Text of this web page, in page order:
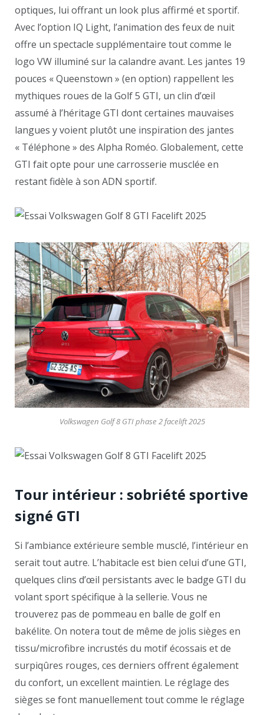
optiques, lui offrant un look plus affirmé et sportif.
Avec l’option IQ Light, l’animation des feux de nuit
offre un spectacle supplémentaire tout comme le
logo VW illuminé sur la calandre avant. Les jantes 19
pouces « Queenstown » (en option) rappellent les
mythiques roues de la Golf 5 GTI, un clin d’œil
assumé à l’héritage GTI dont certaines mauvaises
langues y voient plutôt une inspiration des jantes
« Téléphone » des Alpha Roméo. Globalement, cette
GTI fait opte pour une carrosserie musclée en
restant fidèle à son ADN sportif.
Volkswagen Golf 8 GTI phase 2 facelift 2025
Tour intérieur : sobriété sportive
signé GTI
Si l’ambiance extérieure semble musclé, l’intérieur en
serait tout autre. L’habitacle est bien celui d’une GTI,
quelques clins d’œil persistants avec le badge GTI du
volant sport spécifique à la sellerie. Vous ne
trouverez pas de pommeau en balle de golf en
bakélite. On notera tout de même de jolis sièges en
tissu/microfibre incrustés du motif écossais et de
surpiqûres rouges, ces derniers offrent également
du confort, un excellent maintien. Le réglage des
sièges se font manuellement tout comme le réglage